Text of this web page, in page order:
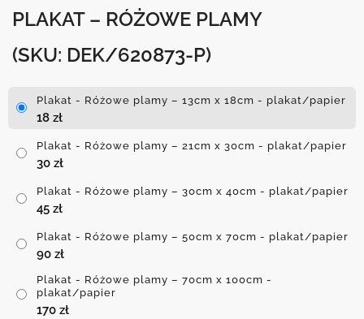
PLAKAT – RÓŻOWE PLAMY
(SKU: DEK/620873-P)
Plakat - Różowe plamy – 13cm x 18cm - plakat/papier
18 zł
Plakat - Różowe plamy – 21cm x 30cm - plakat/papier
30 zł
Plakat - Różowe plamy – 30cm x 40cm - plakat/papier
45 zł
Plakat - Różowe plamy – 50cm x 70cm - plakat/papier
90 zł
Plakat - Różowe plamy – 70cm x 100cm -
plakat/papier
170 zł